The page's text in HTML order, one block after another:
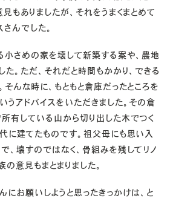
もありましたが、それをうまくまとめて
んでした。
小さめの家を壊して新築する案や、農地
た。ただ、それだと時間もかかり、できる
そんな時に、もともと倉庫だったところを
うアドバイスをいただきました。その倉
有している山から切り出した木でつく
に建てたものです。祖父母にも思い入
、壊すのではなく、骨組みを残してリノ
意見もまとまりました。
にお願いしようと思ったきっかけは、と